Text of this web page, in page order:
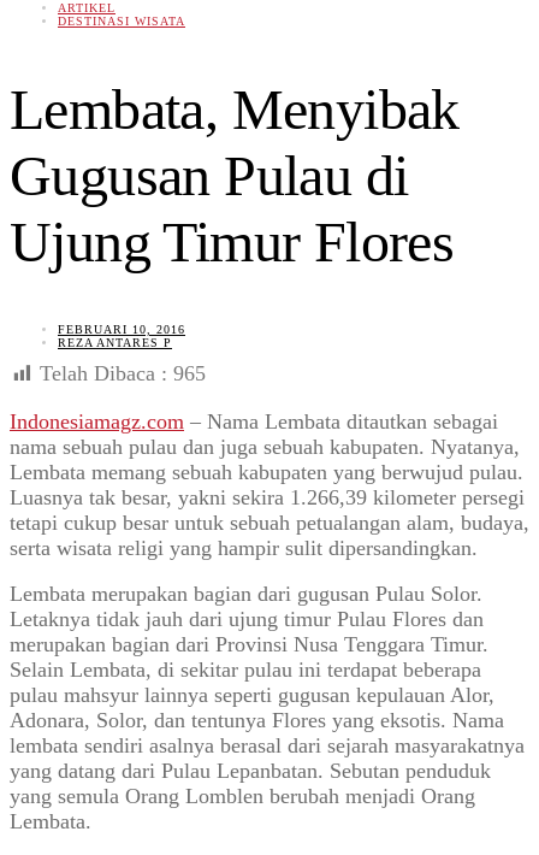
ARTIKEL
DESTINASI WISATA
Lembata, Menyibak
Gugusan Pulau di
Ujung Timur Flores
FEBRUARI 10, 2016
REZA ANTARES P
Telah Dibaca : 965
Indonesiamagz.com – Nama Lembata ditautkan sebagai
nama sebuah pulau dan juga sebuah kabupaten. Nyatanya,
Lembata memang sebuah kabupaten yang berwujud pulau.
Luasnya tak besar, yakni sekira 1.266,39 kilometer persegi
tetapi cukup besar untuk sebuah petualangan alam, budaya,
serta wisata religi yang hampir sulit dipersandingkan.
Lembata merupakan bagian dari gugusan Pulau Solor.
Letaknya tidak jauh dari ujung timur Pulau Flores dan
merupakan bagian dari Provinsi Nusa Tenggara Timur.
Selain Lembata, di sekitar pulau ini terdapat beberapa
pulau mahsyur lainnya seperti gugusan kepulauan Alor,
Adonara, Solor, dan tentunya Flores yang eksotis. Nama
lembata sendiri asalnya berasal dari sejarah masyarakatnya
yang datang dari Pulau Lepanbatan. Sebutan penduduk
yang semula Orang Lomblen berubah menjadi Orang
Lembata.